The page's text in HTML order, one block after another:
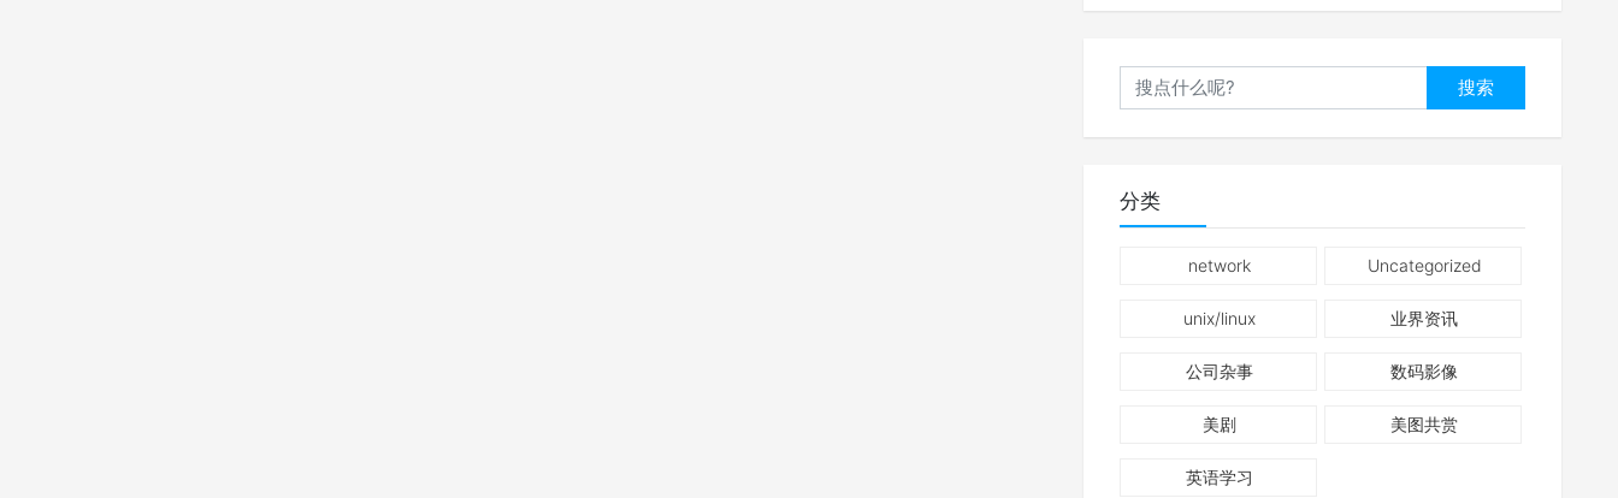
搜索
分类
network Uncategorized
unix/linux 业界资讯
公司杂事 数码影像
美剧 美图共赏
英语学习